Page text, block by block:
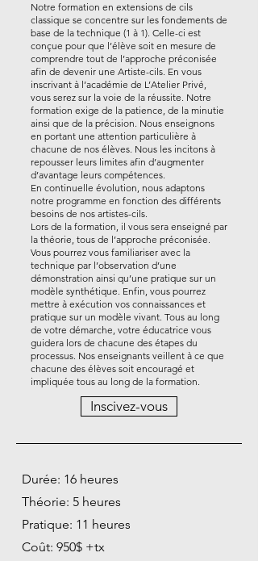
Notre formation en extensions de cils
classique se concentre sur les fondements de
base de la technique (1 à 1). Celle-ci est
conçue pour que l’élève soit en mesure de
comprendre tout de l’approche préconisée
afin de devenir une Artiste-cils. En vous
inscrivant à l’académie de L’Atelier Privé,
vous serez sur la voie de la réussite. Notre
formation exige de la patience, de la minutie
ainsi que de la précision. Nous enseignons
en portant une attention particulière à
chacune de nos élèves. Nous les incitons à
repousser leurs limites afin d’augmenter
d’avantage leurs compétences.
En continuelle évolution, nous adaptons
notre programme en fonction des différents
besoins de nos artistes-cils.
Lors de la formation, il vous sera enseigné par
la théorie, tous de l’approche préconisée.
Vous pourrez vous familiariser avec la
technique par l’observation d’une
démonstration ainsi qu’une pratique sur un
modèle synthétique. Enfin, vous pourrez
mettre à exécution vos connaissances et
pratique sur un modèle vivant. Tous au long
de votre démarche, votre éducatrice vous
guidera lors de chacune des étapes du
processus. Nos enseignants veillent à ce que
chacune des élèves soit encouragé et
impliquée tous au long de la formation.
Inscivez-vous
Durée: 16 heures
Théorie: 5 heures
Pratique: 11 heures
Coût: 950$ +tx